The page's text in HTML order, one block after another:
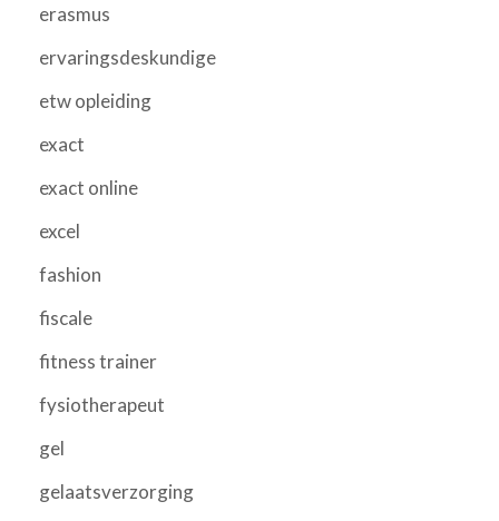
erasmus
ervaringsdeskundige
etw opleiding
exact
exact online
excel
fashion
fiscale
fitness trainer
fysiotherapeut
gel
gelaatsverzorging